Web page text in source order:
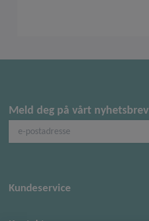
Meld deg på vårt nyhetsbrev
Kundeservice